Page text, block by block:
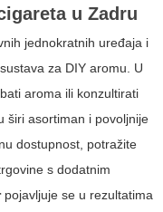
u Zadru
jednokratnih uređaja i
za DIY aromu. U
aroma ili konzultirati
širi asortiman i povoljnije
dostupnost, potražite
s dodatnim
pojavljuje se u rezultatima